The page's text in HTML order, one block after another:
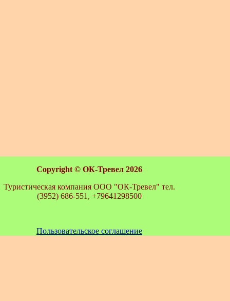
Copyright © ОК-Тревел 2026
Туристическая компания ООО "ОК-Тревел" тел.
(3952) 686-551, +79641298500
Пользовательское соглашение